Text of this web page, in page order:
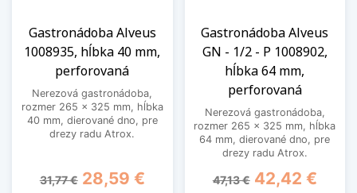
Gastronádoba Alveus
1008935, hĺbka 40 mm,
perforovaná
Nerezová gastronádoba,
rozmer 265 x 325 mm, hĺbka
40 mm, dierované dno, pre
drezy radu Atrox.
Základná cena
31,77 € Cena
28,59 €
Gastronádoba Alveus
GN - 1/2 - P 1008902,
hĺbka 64 mm,
perforovaná
Nerezová gastronádoba,
rozmer 265 x 325 mm, hĺbka
64 mm, dierované dno, pre
drezy radu Atrox.
Základná cena
47,13 € Cena
42,42 €